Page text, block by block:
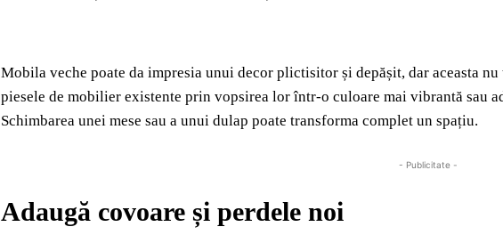
Mobila veche poate da impresia unui decor plictisitor și depășit, dar aceasta
piesele de mobilier existente prin vopsirea lor într-o culoare mai vibrantă sau
Schimbarea unei mese sau a unui dulap poate transforma complet un spațiu.
- Publicitate -
Adaugă covoare și perdele noi